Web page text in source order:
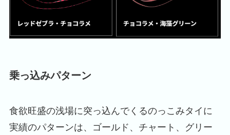
乗っ込みパターン
食欲旺盛の浅場に突っ込んでくるのっこみタイに
実績のパターンは、ゴールド、チャート、グリー